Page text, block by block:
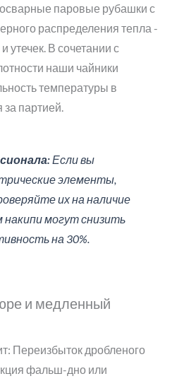
паровые рубашки с
распределения тепла -
утечек. В сочетании с
наши чайники
температуры в
за партией.
Если вы
элементы,
их на наличие
накипи могут снизить
на 30%.
и медленный
Переизбыток дробленого
фальш-дно или